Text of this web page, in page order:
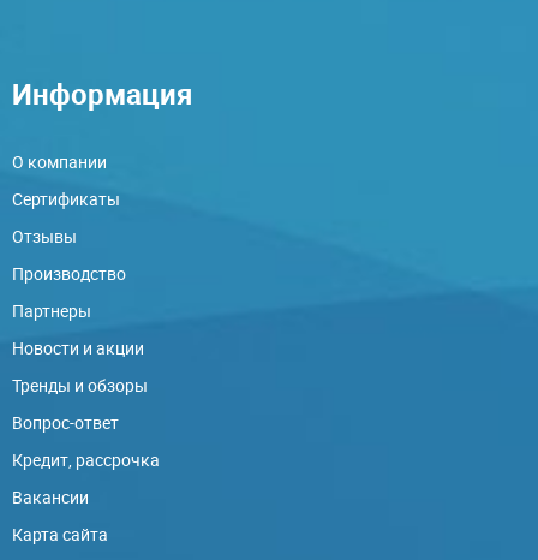
Информация
О компании
Сертификаты
Отзывы
Производство
Партнеры
Новости и акции
Тренды и обзоры
Вопрос-ответ
Кредит, рассрочка
Вакансии
Карта сайта